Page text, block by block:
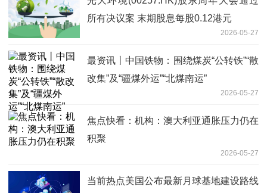
所有决议案 末期股息每股0.12港元
2026-05-27
最资讯丨中国铁物：围绕煤炭“公转铁”“散
改集”及“疆煤外运”“北煤南运”
2026-05-27
焦点快看：机构：澳大利亚通胀压力仍在
积聚
2026-05-27
当前热点美国公布最新月球基地建设路线